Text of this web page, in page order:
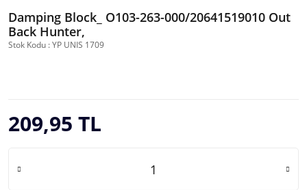
Damping Block_ O103-263-000/20641519010 Out
Back Hunter,
Stok Kodu : YP UNIS 1709
209,95 TL